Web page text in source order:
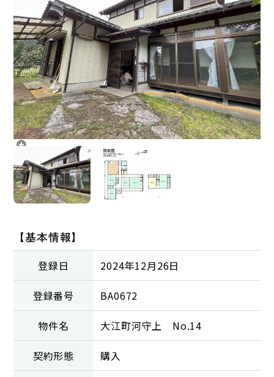
【基本情報】
登録日 2024年12月26日
登録番号 BA0672
物件名 大江町河守上 No.14
契約形態 購入